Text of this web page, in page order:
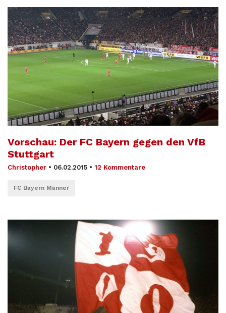
Vorschau: Der FC Bayern gegen den VfB
Stuttgart
Christopher • 06.02.2015 • 12 Kommentare
FC Bayern Männer